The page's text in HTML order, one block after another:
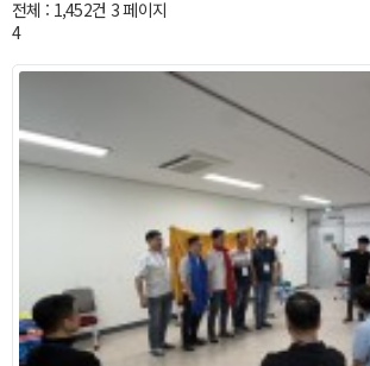
전체 : 1,452건 3 페이지
4